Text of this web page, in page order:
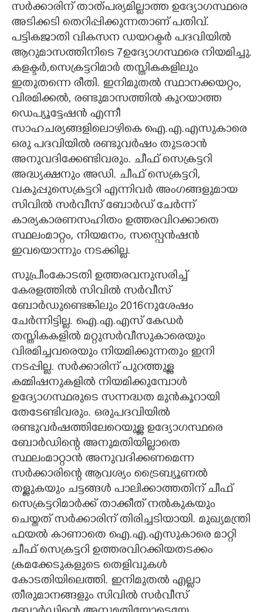
സർക്കാരിന് താത്പര്യമില്ലാത്ത ഉദ്യോഗസ്ഥരെ
അടിക്കടി തെറിപ്പിക്കുന്നതാണ് പതിവ്.
പട്ടികജാതി വികസന ഡയറക്ടർ പദവിയിൽ
ആറുമാസത്തിനിടെ 7ഉദ്യോഗസ്ഥരെ നിയമിച്ചു.
കളക്ടർ,സെക്രട്ടറിമാർ തസ്തികകളിലും
ഇതുതന്നെ രീതി. ഇനിമുതൽ സ്ഥാനക്കയറ്റം,
വിരമിക്കൽ, രണ്ടുമാസത്തിൽ കുറയാത്ത
ഡെപ്യൂട്ടേഷൻ എന്നീ
സാഹചര്യങ്ങളിലൊഴികെ ഐ.എ.എസുകാരെ
ഒരു പദവിയിൽ രണ്ടുവർഷം തുടരാൻ
അനുവദിക്കേണ്ടിവരും. ചീഫ് സെക്രട്ടറി
അദ്ധ്യക്ഷനും അഡി. ചീഫ് സെക്രട്ടറി,
വകുപ്പുസെക്രട്ടറി എന്നിവർ അംഗങ്ങളുമായ
സിവിൽ സർവീസ് ബോർഡ് ചേർന്ന്
കാര്യകാരണസഹിതം ഉത്തരവിറക്കാതെ
സ്ഥലംമാറ്റം, നിയമനം, സസ്പെൻഷൻ
ഇവയൊന്നും നടക്കില്ല.
സുപ്രീംകോടതി ഉത്തരവനുസരിച്ച്
കേരളത്തിൽ സിവിൽ സർവീസ്
ബോർഡുണ്ടെങ്കിലും 2016നുശേഷം
ചേർന്നിട്ടില്ല. ഐ.എ.എസ് കേഡർ
തസ്തികകളിൽ മറ്റുസർവീസുകാരെയും
വിരമിച്ചവരെയും നിയമിക്കുന്നതും ഇനി
നടപ്പില്ല. സർക്കാരിന് പുറത്തുള്ള
കമ്മിഷനുകളിൽ നിയമിക്കുമ്പോൾ
ഉദ്യോഗസ്ഥരുടെ സന്നദ്ധത മുൻകൂറായി
തേടേണ്ടിവരും. ഒരുപദവിയിൽ
രണ്ടുവർഷത്തിലേറെയുള്ള ഉദ്യോഗസ്ഥരെ
ബോർഡിന്റെ അനുമതിയില്ലാതെ
സ്ഥലംമാറ്റാൻ അനുവദിക്കണമെന്ന
സർക്കാരിന്റെ ആവശ്യം ട്രൈബ്യൂണൽ
തള്ളുകയും ചട്ടങ്ങൾ പാലിക്കാത്തതിന് ചീഫ്
സെക്രട്ടറിമാർക്ക് താക്കീത് നൽകുകയും
ചെയ്തത് സർക്കാരിന് തിരിച്ചടിയായി. മുഖ്യമന്ത്രി
ഫയൽ കാണാതെ ഐ.എ.എസുകാരെ മാറ്റി
ചീഫ് സെക്രട്ടറി ഉത്തരവിറക്കിയതടക്കം
ക്രമക്കേടുകളുടെ തെളിവുകൾ
കോടതിയിലെത്തി. ഇനിമുതൽ എല്ലാ
തീരുമാനങ്ങളും സിവിൽ സർവീസ്